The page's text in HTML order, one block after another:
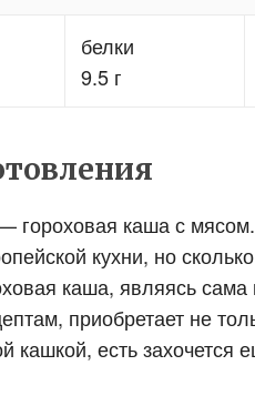
белки
9.5 г
гороховая каша с
кухни, но
каша, являясь
приобретает не
кашкой, есть захочется